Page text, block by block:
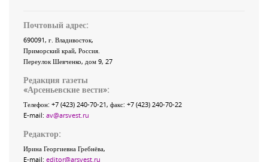
Почтовый адрес:
690091, г. Владивосток,
Приморский край, Россия
Переулок Шевченко, дом 9, 27
Редакция газеты
«Арсеньевские вести»:
Телефон: +7 (423) 240-70-21, факс: +7 (423) 240-70-22
E-mail: av@arsvest.ru
Редактор:
Ирина Георгиевна Гребнёва,
E-mail: editor@arsvest.ru